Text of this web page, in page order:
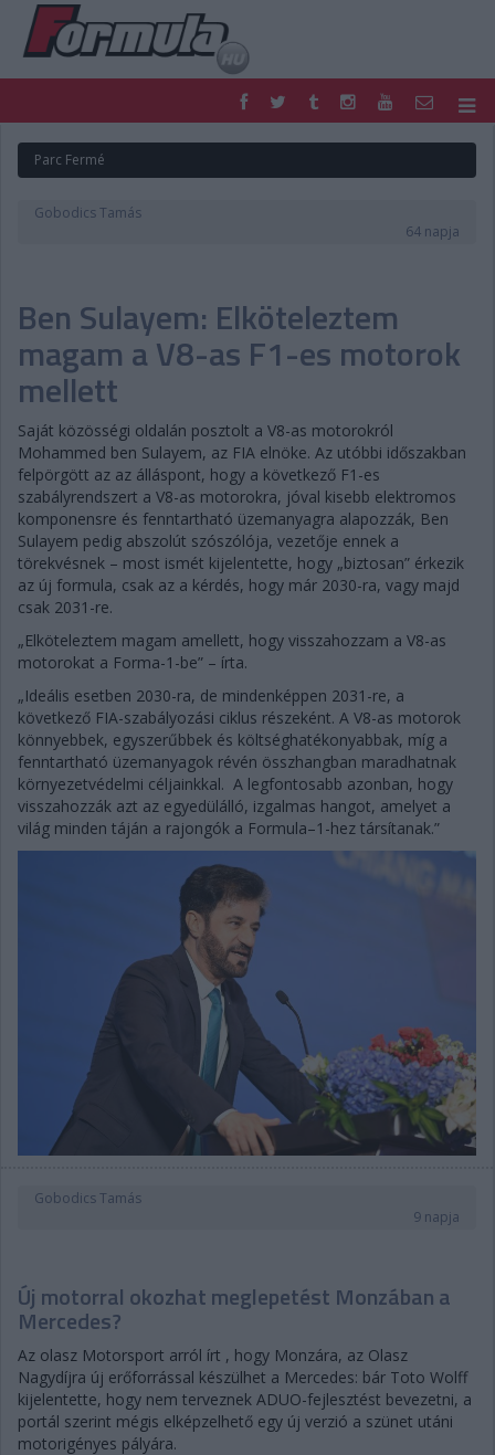
FORMULA
MOTOR
NEMZETKÖZI
DIGITÁLIS MAGAZIN
PONTÁLLÁSOK
VERSENYNAPTÁRAK
Parc Fermé
Gobodics Tamás
64 napja
Ben Sulayem: Elköteleztem
magam a V8-as F1-es motorok
mellett
Saját közösségi oldalán posztolt a V8-as motorokról
Mohammed ben Sulayem, az FIA elnöke. Az utóbbi időszakban
felpörgött az az álláspont, hogy a következő F1-es
szabályrendszert a V8-as motorokra, jóval kisebb elektromos
komponensre és fenntartható üzemanyagra alapozzák, Ben
Sulayem pedig abszolút szószólója, vezetője ennek a
törekvésnek – most ismét kijelentette, hogy „biztosan” érkezik
az új formula, csak az a kérdés, hogy már 2030-ra, vagy majd
csak 2031-re.
„Elköteleztem magam amellett, hogy visszahozzam a V8-as
motorokat a Forma-1-be” – írta.
„Ideális esetben 2030-ra, de mindenképpen 2031-re, a
következő FIA-szabályozási ciklus részeként. A V8-as motorok
könnyebbek, egyszerűbbek és költséghatékonyabbak, míg a
fenntartható üzemanyagok révén összhangban maradhatnak
környezetvédelmi céljainkkal. A legfontosabb azonban, hogy
visszahozzák azt az egyedülálló, izgalmas hangot, amelyet a
világ minden táján a rajongók a Formula–1-hez társítanak.”
Gobodics Tamás
9 napja
Új motorral okozhat meglepetést Monzában a
Mercedes?
Az olasz Motorsport arról írt , hogy Monzára, az Olasz
Nagydíjra új erőforrással készülhet a Mercedes: bár Toto Wolff
kijelentette, hogy nem terveznek ADUO-fejlesztést bevezetni, a
portál szerint mégis elképzelhető egy új verzió a szünet utáni
motorigényes pályára.